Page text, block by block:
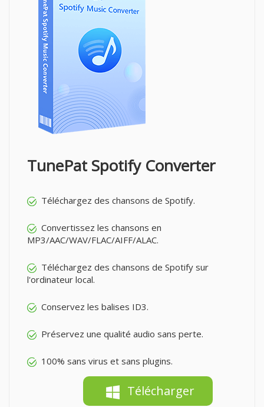
TunePat Spotify Converter
Téléchargez des chansons de Spotify.
Convertissez les chansons en
MP3/AAC/WAV/FLAC/AIFF/ALAC.
Téléchargez des chansons de Spotify sur
l'ordinateur local.
Conservez les balises ID3.
Préservez une qualité audio sans perte.
100% sans virus et sans plugins.
Télécharger